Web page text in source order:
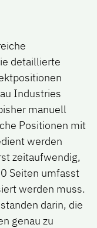
detaillierte
Industries
manuell
Positionen mit
werden
zeitaufwendig,
Seiten umfasst
werden muss.
darin, die
genau zu